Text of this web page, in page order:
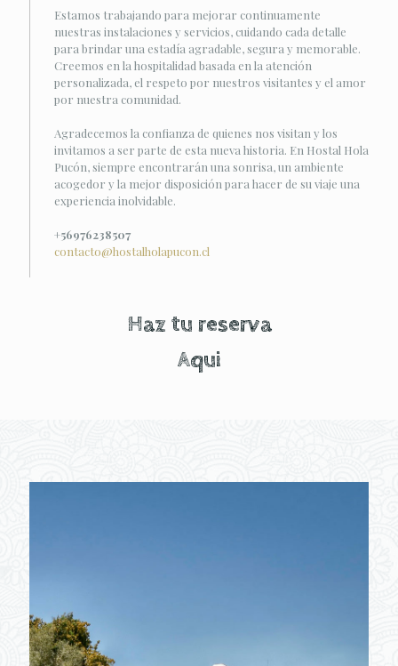
Estamos trabajando para mejorar continuamente
nuestras instalaciones y servicios, cuidando cada detalle
para brindar una estadía agradable, segura y memorable.
Creemos en la hospitalidad basada en la atención
personalizada, el respeto por nuestros visitantes y el amor
por nuestra comunidad.
Agradecemos la confianza de quienes nos visitan y los
invitamos a ser parte de esta nueva historia. En Hostal Hola
Pucón, siempre encontrarán una sonrisa, un ambiente
acogedor y la mejor disposición para hacer de su viaje una
experiencia inolvidable.
+56976238507
contacto@hostalholapucon.cl
Haz tu reserva
Aqui